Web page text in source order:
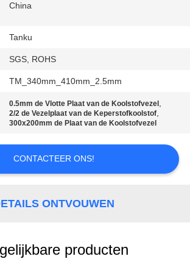
China
Tanku
SGS, ROHS
TM_340mm_410mm_2.5mm
0.5mm de Vlotte Plaat van de Koolstofvezel ,
2/2 de Vezelplaat van de Keperstofkoolstof,
300x200mm de Plaat van de Koolstofvezel
CONTACTEER ONS!
ONTVOUWEN
producten